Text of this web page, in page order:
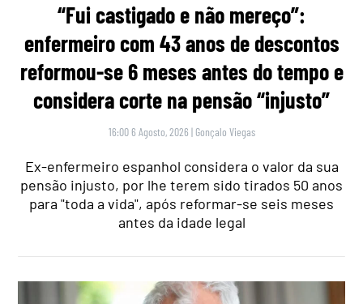
“Fui castigado e não mereço”:
enfermeiro com 43 anos de descontos
reformou-se 6 meses antes do tempo e
considera corte na pensão “injusto”
16:00 6 Agosto, 2026 | Gonçalo Viegas
Ex-enfermeiro espanhol considera o valor da sua
pensão injusto, por lhe terem sido tirados 50 anos
para "toda a vida", após reformar-se seis meses
antes da idade legal